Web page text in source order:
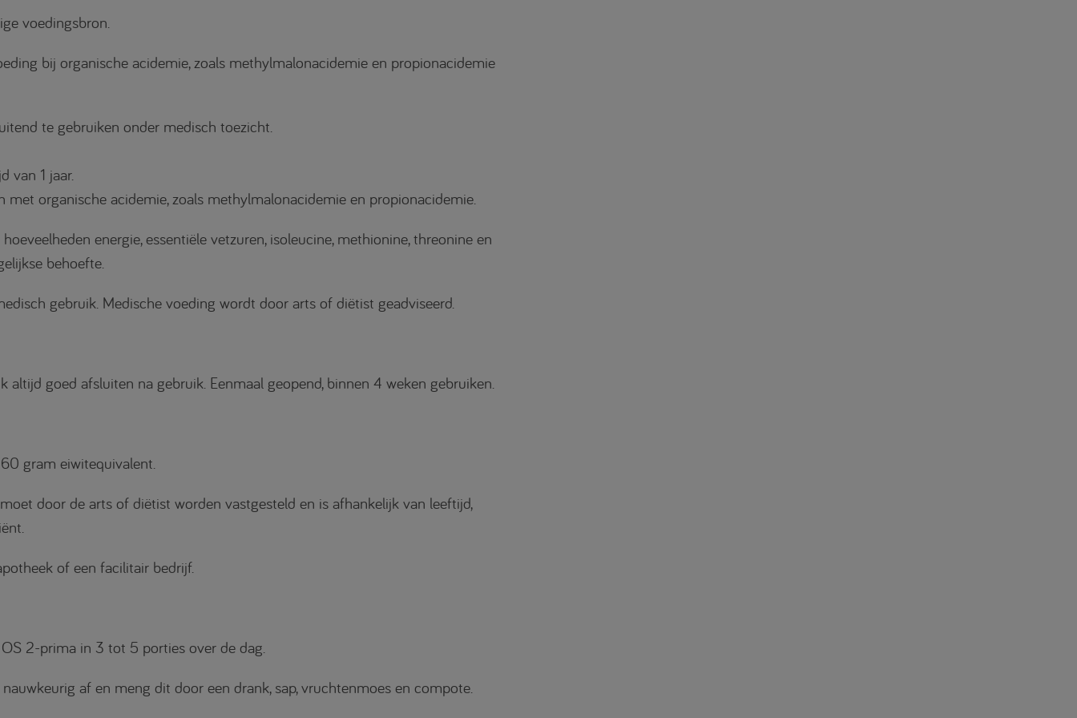
voedingsbron.
bij organische acidemie, zoals methylmalonacidemie en propionacidemie
te gebruiken onder medisch toezicht.
van 1 jaar.
organische acidemie, zoals methylmalonacidemie en propionacidemie.
energie, essentiële vetzuren, isoleucine, methionine, threonine en
behoefte.
gebruik. Medische voeding wordt door arts of diëtist geadviseerd.
altijd goed afsluiten na gebruik. Eenmaal geopend, binnen 4 weken gebruiken.
gram eiwitequivalent.
door de arts of diëtist worden vastgesteld en is afhankelijk van leeftijd,
of een facilitair bedrijf.
2-prima in 3 tot 5 porties over de dag.
af en meng dit door een drank, sap, vruchtenmoes en compote.